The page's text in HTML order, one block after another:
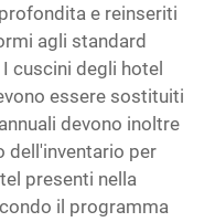
e reinseriti
agli standard
cuscini degli hotel
essere sostituiti
devono inoltre
dell'inventario per
presenti nella
il programma